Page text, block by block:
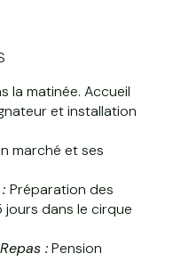
la matinée. Accueil
et installation
marché et ses
Préparation des
dans le cirque
Repas :Pension